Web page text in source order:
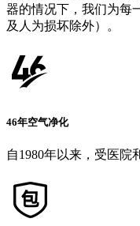
器的情况下，我们为每
及人为损坏除外）。
46年空气净化
自1980年以来，受医院